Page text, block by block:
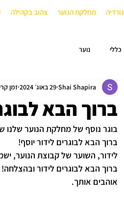
נורדיה מחלקת הנוער צהוב בקהילה
כללי נוער
ברוך הבא
Shai Shapira 29 באוג׳ 2024 זמן קריאה
בוגר נוסף של מחלקת הנוער
ברוך הבא לבוגרים לידור יוסף!
לידור, השוער של קבוצת הנוער,
ברוך הבא לבוגרים לידור ובהצלחה!
אוהבים אותך.